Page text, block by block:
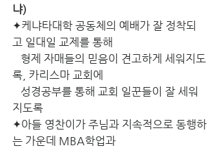
냐)
✦케냐타대학 공동체의 예배가 잘 정착되
고 일대일 교제를 통해
형제 자매들의 믿음이 견고하게 세워지도
록, 카리스마 교회에
성경공부를 통해 교회 일꾼들이 잘 세워
지도록
✦아들 영찬이가 주님과 지속적으로 동행하
는 가운데 MBA학업과